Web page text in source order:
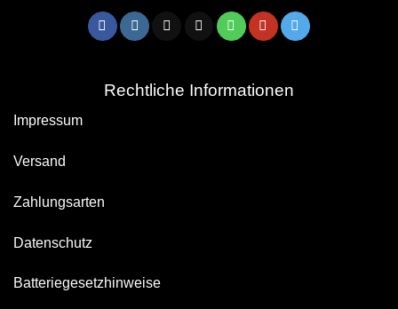
Rechtliche Informationen
Impressum
Versand
Zahlungsarten
Datenschutz
Batteriegesetzhinweise